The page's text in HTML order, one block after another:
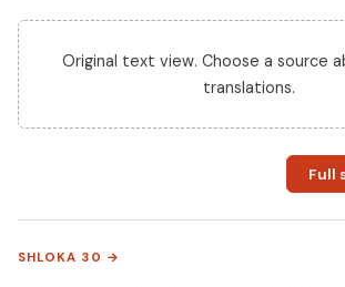
Original text view. Choose a source
translations.
Full
SHLOKA 30 →